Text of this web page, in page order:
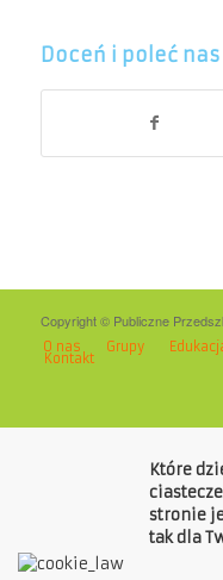
Doceń i poleć nas
Copyright © Publiczne
O nas Grupy
Kontakt
Które
stronie
tak dla